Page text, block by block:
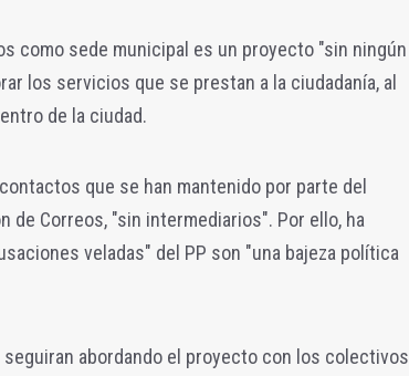
como sede municipal es un proyecto "sin ningún
los servicios que se prestan a la ciudadanía, al
de la ciudad.
que se han mantenido por parte del
de Correos, "sin intermediarios". Por ello, ha
veladas" del PP son "una bajeza política
abordando el proyecto con los colectivos